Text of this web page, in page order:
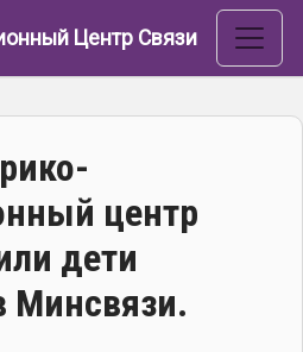
Центр Связи
центр
дети
Минсвязи.